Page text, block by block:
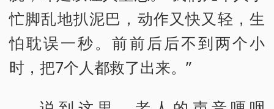
忙脚乱地扒泥巴，动作又快又轻，生
怕耽误一秒。前前后后不到两个小
时，把7个人都救了出来。”